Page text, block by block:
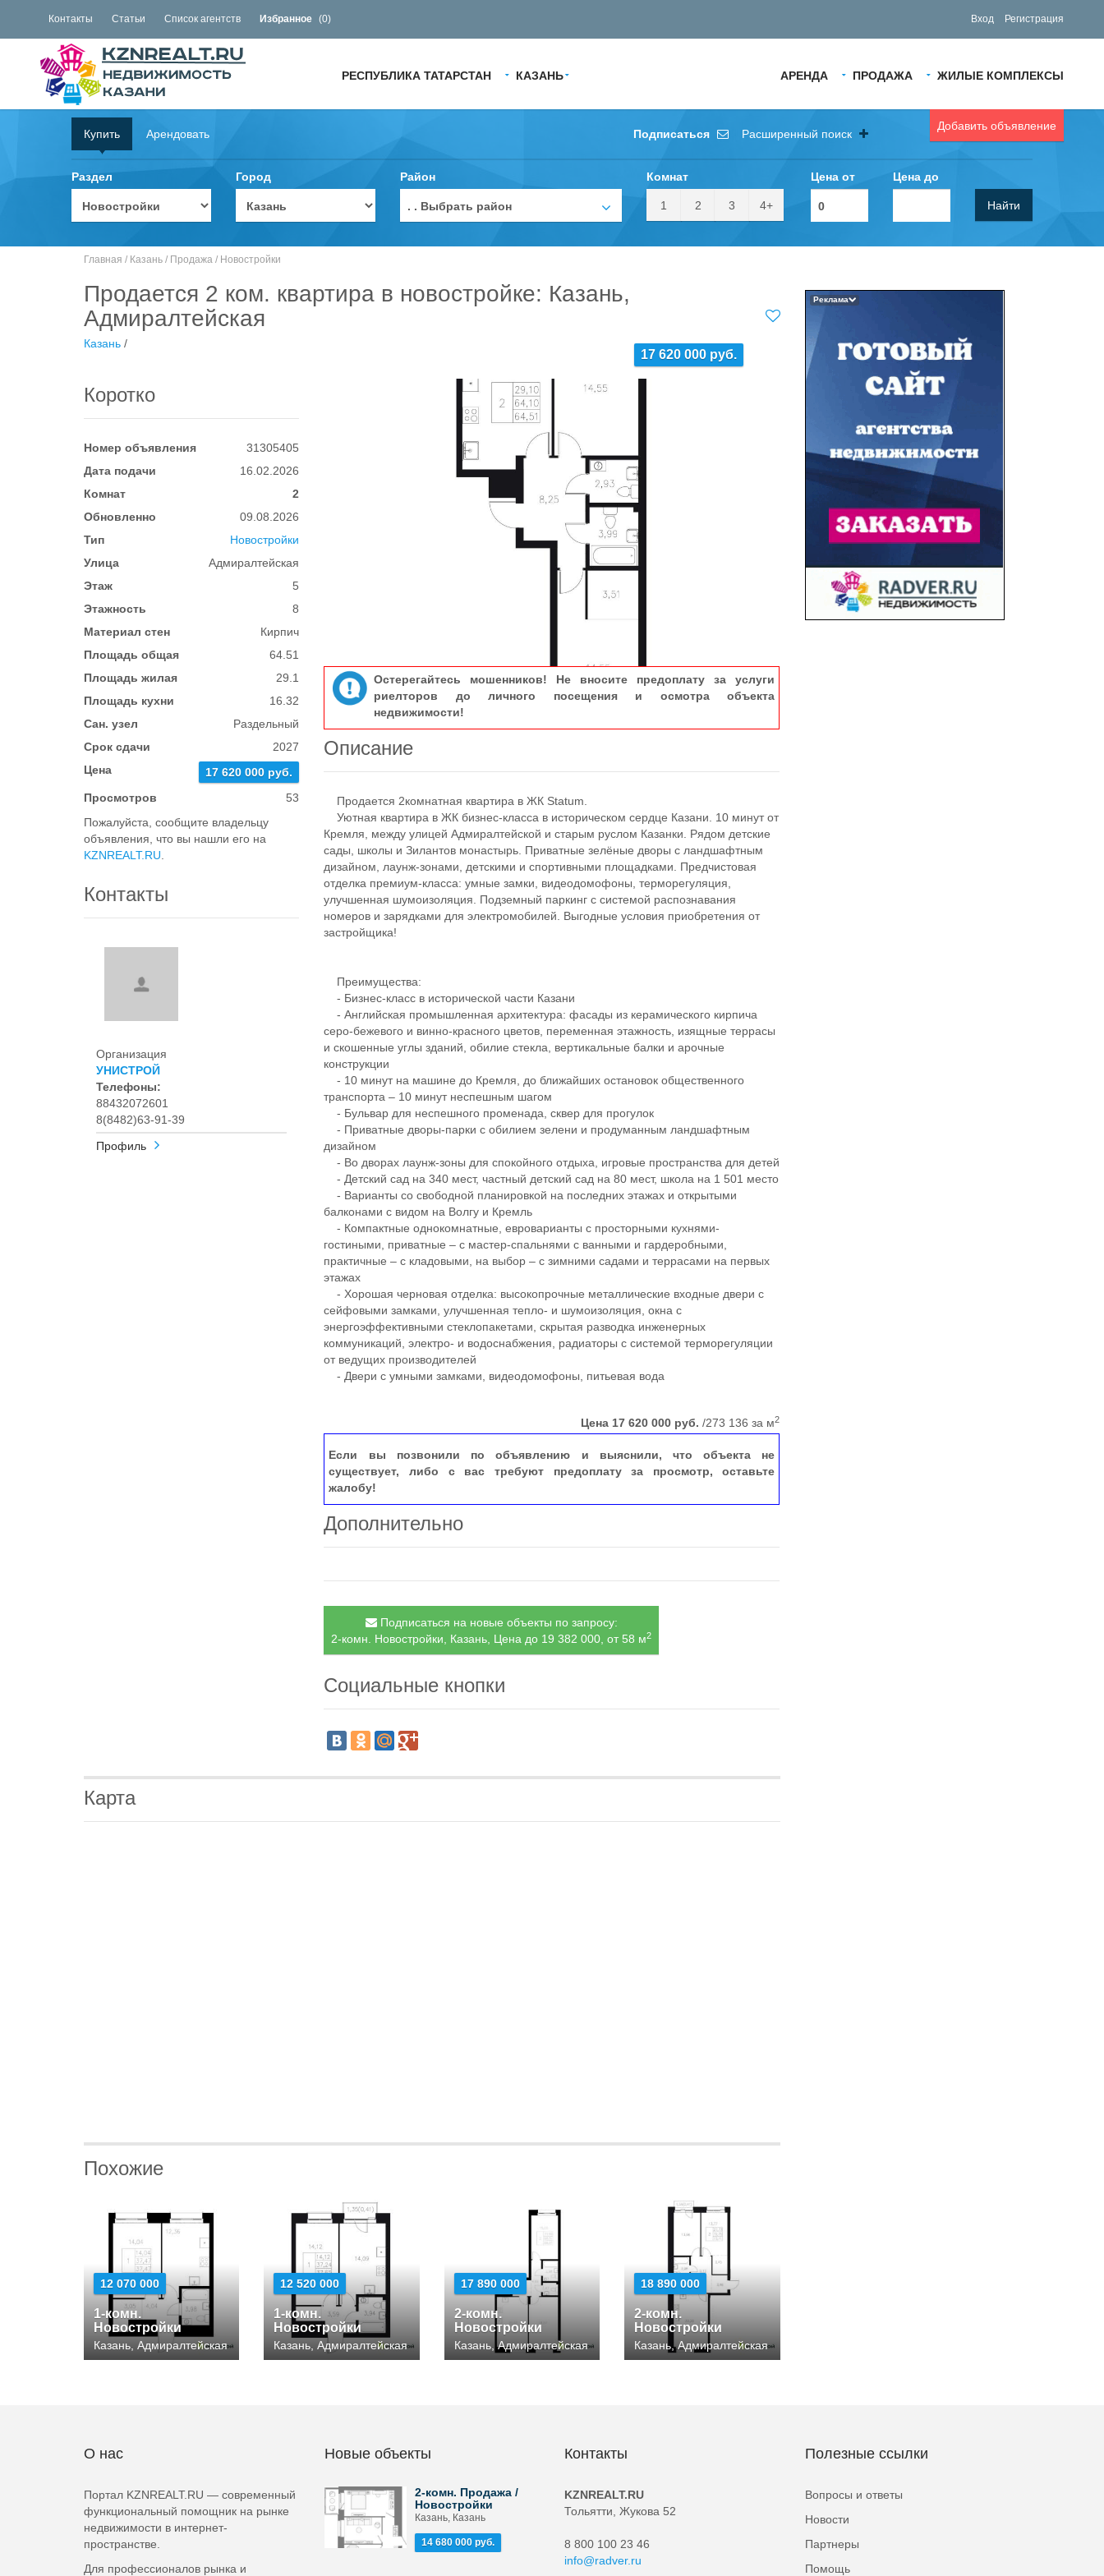
Контакты Статьи Список агентств Избранное (0) Вход Регистрация
АРЕНДА ПРОДАЖА ЖИЛЫЕ КОМПЛЕКСЫ
РЕСПУБЛИКА ТАТАРСТАН КАЗАНЬ
Добавить объявление
Купить Арендовать Подписаться Расширенный поиск
Раздел Город Район
. . Выбрать район
Комнат
1 2 3 4+
Цена от Цена до
Найти
Главная / Казань / Продажа / Новостройки
Продается 2 ком. квартира в новостройке: Казань,
Адмиралтейская
17 620 000 руб.
Казань /
Коротко
Номер объявления
31305405
Дата подачи
16.02.2026
Комнат
2
Обновленно
09.08.2026
Тип
Новостройки
Улица
Адмиралтейская
Этаж
5
Этажность
8
Материал стен
Кирпич
Площадь общая
64.51
Площадь жилая
29.1
Площадь кухни
16.32
Сан. узел
Раздельный
Срок сдачи
2027
Цена
17 620 000 руб.
Просмотров
53
Пожалуйста, сообщите владельцу
объявления, что вы нашли его на
KZNREALT.RU
Контакты
Организация
УНИСТРОЙ
Телефоны:
88432072601
8(8482)63-91-39
Профиль
Остерегайтесь мошенников! Не вносите предоплату за услуги
риелторов до личного посещения и осмотра объекта
недвижимости!
Описание
Продается 2комнатная квартира в ЖК Statum.
Уютная квартира в ЖК бизнес-класса в историческом сердце Казани. 10 минут от
Кремля, между улицей Адмиралтейской и старым руслом Казанки. Рядом детские
сады, школы и Зилантов монастырь. Приватные зелёные дворы с ландшафтным
дизайном, лаунж-зонами, детскими и спортивными площадками. Предчистовая
отделка премиум-класса: умные замки, видеодомофоны, терморегуляция,
улучшенная шумоизоляция. Подземный паркинг с системой распознавания
номеров и зарядками для электромобилей. Выгодные условия приобретения от
застройщика!
Преимущества:
- Бизнес-класс в исторической части Казани
- Английская промышленная архитектура: фасады из керамического кирпича
серо-бежевого и винно-красного цветов, переменная этажность, изящные террасы
и скошенные углы зданий, обилие стекла, вертикальные балки и арочные
конструкции
- 10 минут на машине до Кремля, до ближайших остановок общественного
транспорта – 10 минут неспешным шагом
- Бульвар для неспешного променада, сквер для прогулок
- Приватные дворы-парки с обилием зелени и продуманным ландшафтным
дизайном
- Во дворах лаунж-зоны для спокойного отдыха, игровые пространства для детей
- Детский сад на 340 мест, частный детский сад на 80 мест, школа на 1 501 место
- Варианты со свободной планировкой на последних этажах и открытыми
балконами с видом на Волгу и Кремль
- Компактные однокомнатные, евроварианты с просторными кухнями-
гостиными, приватные – с мастер-спальнями с ванными и гардеробными,
практичные – с кладовыми, на выбор – с зимними садами и террасами на первых
этажах
- Хорошая черновая отделка: высокопрочные металлические входные двери с
сейфовыми замками, улучшенная тепло- и шумоизоляция, окна с
энергоэффективными стеклопакетами, скрытая разводка инженерных
коммуникаций, электро- и водоснабжения, радиаторы с системой терморегуляции
от ведущих производителей
- Двери с умными замками, видеодомофоны, питьевая вода
Цена 17 620 000 руб. /273 136 за м2
Если вы позвонили по объявлению и выяснили, что объекта не
существует, либо с вас требуют предоплату за просмотр, оставьте
жалобу!
Дополнительно
Подписаться на новые объекты по запросу:
2-комн. Новостройки, Казань, Цена до 19 382 000, от 58 м2
Социальные кнопки
Карта
Похожие
12 070 000
1-комн.
Новостройки
Казань, Адмиралтейская
12 520 000
1-комн.
Новостройки
Казань, Адмиралтейская
17 890 000
2-комн.
Новостройки
Казань, Адмиралтейская
18 890 000
2-комн.
Новостройки
Казань, Адмиралтейская
Реклама
О нас
Портал KZNREALT.RU — современный
функциональный помощник на рынке
недвижимости в интернет-
пространстве.
Для профессионалов рынка и
Новые объекты
2-комн. Продажа /
Новостройки
Казань, Казань
14 680 000 руб.
Контакты
KZNREALT.RU
Тольятти, Жукова 52
8 800 100 23 46
info@radver.ru
Полезные ссылки
Вопросы и ответы
Новости
Партнеры
Помощь